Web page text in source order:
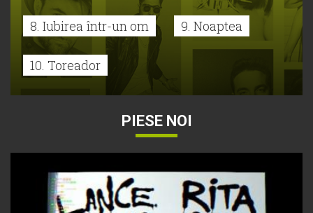
8. Iubirea într-un om 9. Noaptea
10. Toreador
PIESE NOI